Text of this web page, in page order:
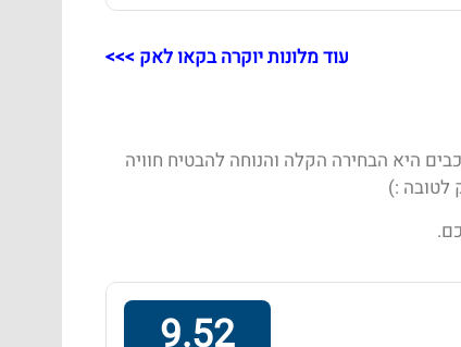
עוד מלונות יוקרה בקאו לאק >>>
היא הבחירה הקלה והנוחה להבטיח חוויה
לטובה :)
9.52